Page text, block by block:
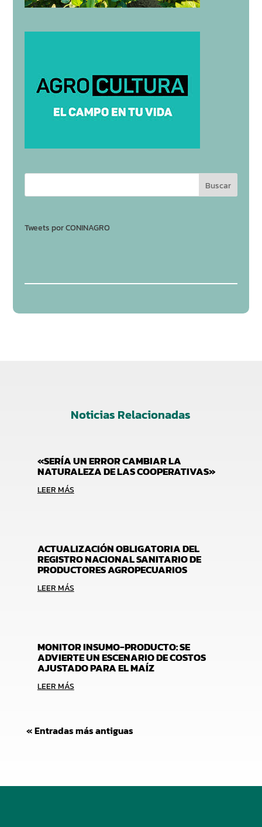
Tweets por CONINAGRO
Noticias Relacionadas
«SERÍA UN ERROR CAMBIAR LA
NATURALEZA DE LAS COOPERATIVAS»
LEER MÁS
ACTUALIZACIÓN OBLIGATORIA DEL
REGISTRO NACIONAL SANITARIO DE
PRODUCTORES AGROPECUARIOS
LEER MÁS
MONITOR INSUMO-PRODUCTO: SE
ADVIERTE UN ESCENARIO DE COSTOS
AJUSTADO PARA EL MAÍZ
LEER MÁS
« Entradas más antiguas